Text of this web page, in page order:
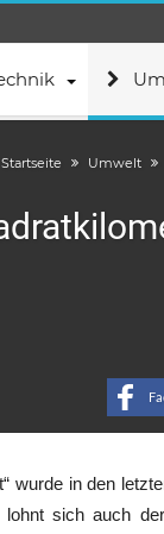
Startseite Umwelt
wurde in den
sich auch